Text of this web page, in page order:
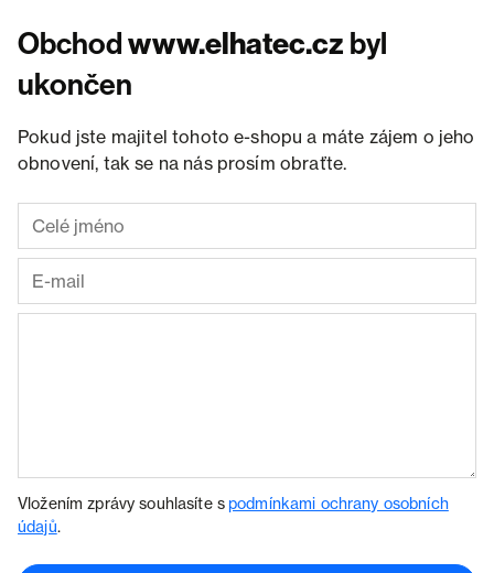
Obchodwww.elhatec.cz byl
ukončen
Pokud jste majitel tohoto e-shopu a máte zájem o jeho
obnovení, tak se na nás prosím obraťte.
Vložením zprávy souhlasíte spodmínkami ochrany osobních
údajů.